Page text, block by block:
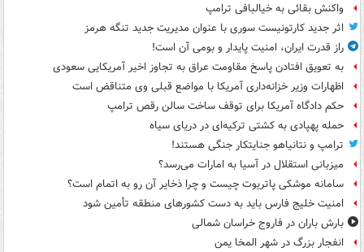
واکنش بقائی به خیالبافی ترامپ
اثر جدید کارتونیست سوری با عنوان مدیریت جدید تنگه هرمز
راز قدرت ایران، امنیت پایدار و بومی آن است!
به تعویق افتادن پاسخ مقاومت عراق به تجاوز اخیر آمریکایی سعودی
اظهارات وزیر خزانه‌داری آمریکا با مواضع قبلی وی متناقض است
حکم دادگاه آمریکا برای توقف ساخت سالن رقص ترامپ
حمله پهپادی به کشتی ترکیه‌ای در دریای سیاه
ترامپ و نتانیاهو جنایتکار جنگی هستند!
میزبانی استقلال در آسیا به امارات می‌رسد؟
سامانه موشکی پاتریوت چیست و چرا ذخایر آن رو به اتمام است؟
امنیت خلیج فارس باید به دست کشورهای منطقه تأمین شود
بارش باران در فاروج خراسان شمالی
انفجار بزرگ در شهر المخا یمن